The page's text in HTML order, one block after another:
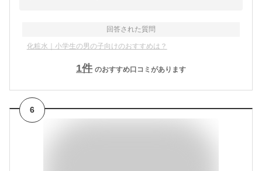
回答された質問
化粧水｜小学生の男の子向けのおすすめは？
1件 のおすすめ口コミがあります
6